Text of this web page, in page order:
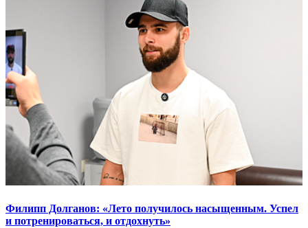
Филипп Долганов: «Лето получилось насыщенным. Успел
и потренироваться, и отдохнуть»